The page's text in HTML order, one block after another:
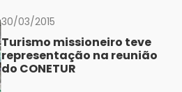
30/03/2015
Turismo missioneiro teve
representação na reunião
do CONETUR